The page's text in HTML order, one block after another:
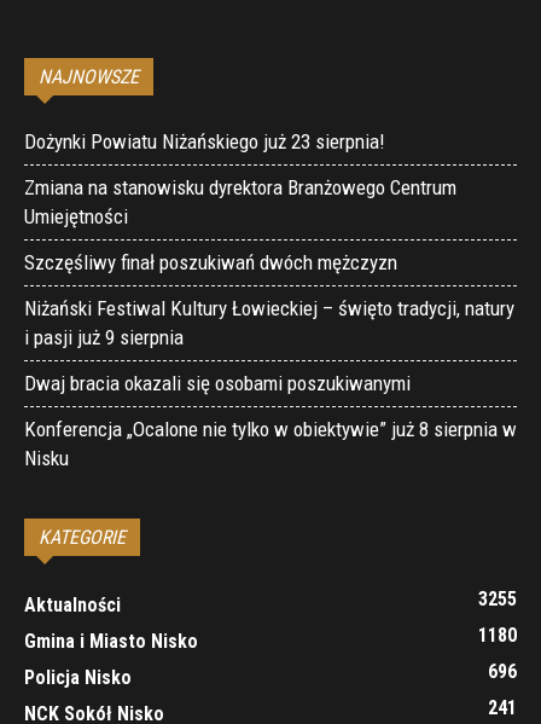
NAJNOWSZE
Dożynki Powiatu Niżańskiego już 23 sierpnia!
Zmiana na stanowisku dyrektora Branżowego Centrum
Umiejętności
Szczęśliwy finał poszukiwań dwóch mężczyzn
Niżański Festiwal Kultury Łowieckiej – święto tradycji, natury
i pasji już 9 sierpnia
Dwaj bracia okazali się osobami poszukiwanymi
Konferencja „Ocalone nie tylko w obiektywie” już 8 sierpnia w
Nisku
KATEGORIE
Aktualności
3255
Gmina i Miasto Nisko
1180
Policja Nisko
696
NCK Sokół Nisko
241